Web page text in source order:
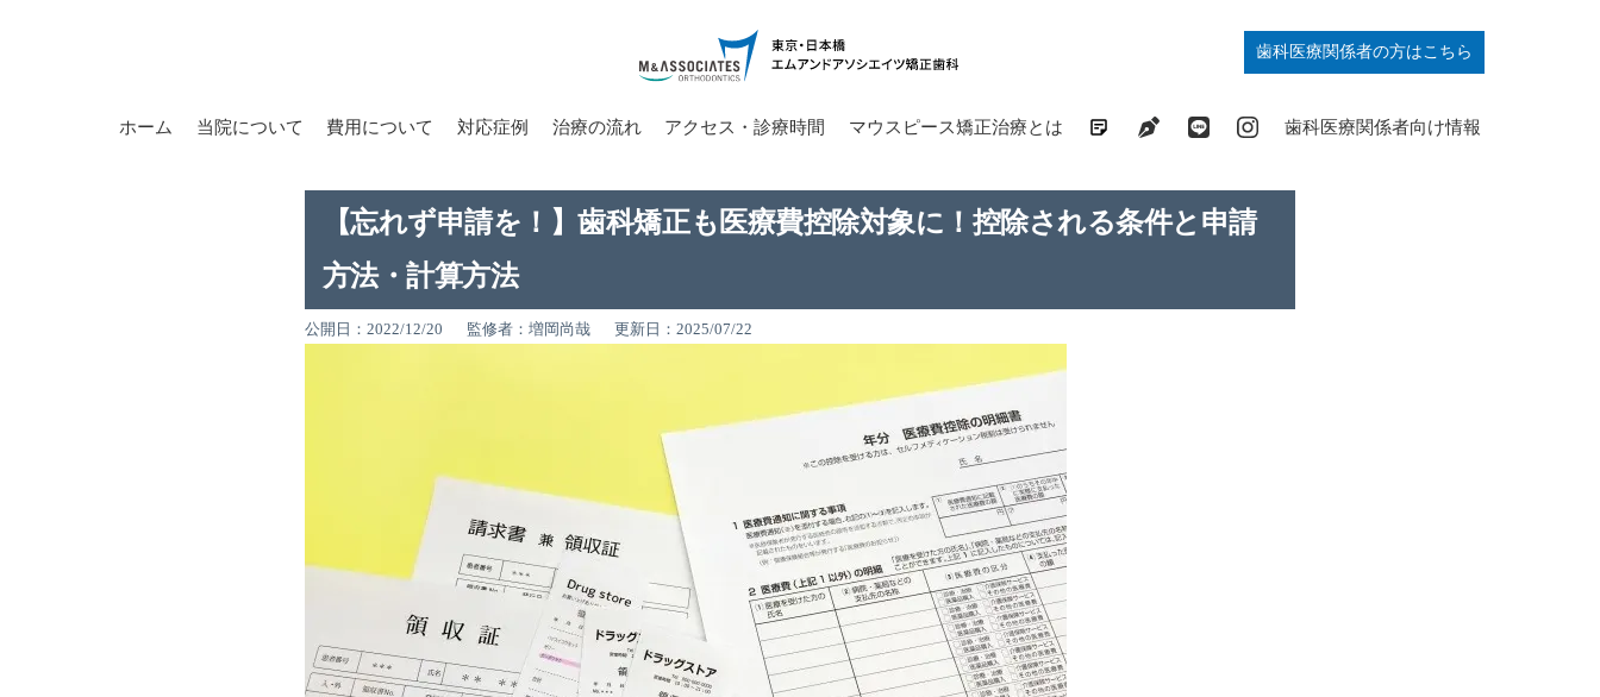
歯科医療関係者の方はこちら
ホーム 当院について 費用について 対応症例 治療の流れ アクセス・診療時間 マウスピース矯正治療とは 歯列矯正の基礎知識コラム
ドクターブログ
最新情報発信中
症例掲載中
歯科医療関係者向け情報
【忘れず申請を！】歯科矯正も医療費控除対象に！控除される条件と申請
方法・計算方法
公開日：2022/12/20 監修者：増岡尚哉 更新日：2025/07/22